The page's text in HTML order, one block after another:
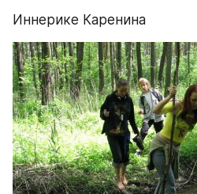
Иннерике Каренина